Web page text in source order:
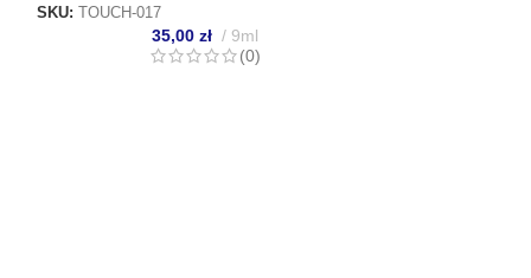
SKU: TOUCH-017
35,00zł
9ml
(0)